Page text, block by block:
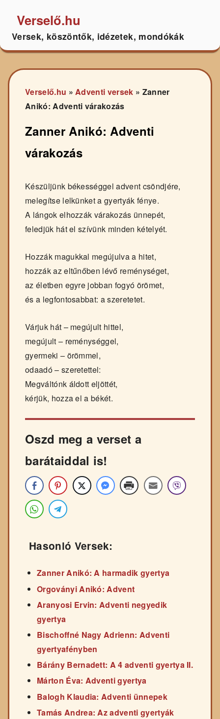
Verselő.hu
Versek, köszöntők, idézetek, mondókák
Verselő.hu »Adventi versek » Zanner
Anikó: Adventi várakozás
Zanner Anikó: Adventi
várakozás
Készüljünk békességgel advent csöndjére,
melegítse lelkünket a gyertyák fénye.
A lángok elhozzák várakozás ünnepét,
feledjük hát el szívünk minden kételyét.
Hozzák magukkal megújulva a hitet,
hozzák az eltűnőben lévő reménységet,
az életben egyre jobban fogyó örömet,
és a legfontosabbat: a szeretetet.
Várjuk hát – megújult hittel,
megújult – reménységgel,
gyermeki – örömmel,
odaadó – szeretettel:
Megváltónk áldott eljöttét,
kérjük, hozza el a békét.
Oszd meg a verset a
barátaiddal is!
Hasonló Versek:
Zanner Anikó: A harmadik gyertya
Orgoványi Anikó: Advent
Aranyosi Ervin: Adventi negyedik
gyertya
Bischoffné Nagy Adrienn: Adventi
gyertyafényben
Bárány Bernadett: A 4 adventi gyertya II.
Márton Éva: Adventi gyertya
Balogh Klaudia: Adventi ünnepek
Tamás Andrea: Az adventi gyertyák